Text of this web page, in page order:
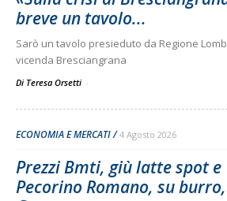
breve un tavolo...
Sarò un tavolo presieduto da Regione
vicenda Bresciangrana
Di Teresa Orsetti -
ECONOMIA E MERCATI 4 Agosto 2026
Prezzi Bmti, giù latte spot e
Pecorino Romano, su burro,